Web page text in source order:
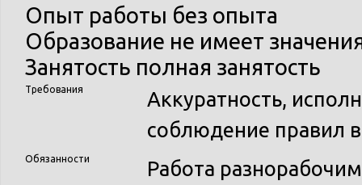
Опыт работы без опыта
Образование не имеет
Занятость полная занятость
Требования
Аккуратность,
соблюдение правил
Обязанности
Работа